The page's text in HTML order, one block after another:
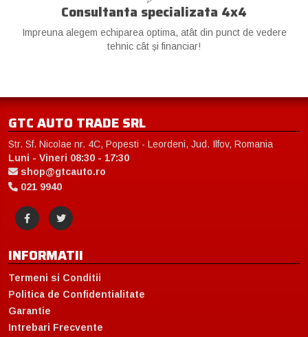
Consultanta specializata 4x4
Impreuna alegem echiparea optima, atât din punct de vedere
tehnic cât și financiar!
GTC AUTO TRADE SRL
Str. Sf. Nicolae nr. 4C, Popesti - Leordeni, Jud. Ilfov, Romania
Luni - Vineri 08:30 - 17:30
shop@gtcauto.ro
021 9940
INFORMATII
Termeni si Conditii
Politica de Confidentialitate
Garantie
Intrebari Frecvente